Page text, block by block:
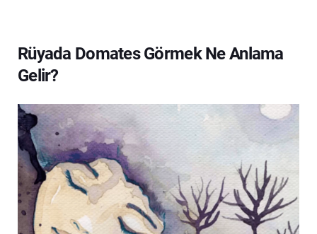
Rüyada Domates Görmek Ne Anlama
Gelir?